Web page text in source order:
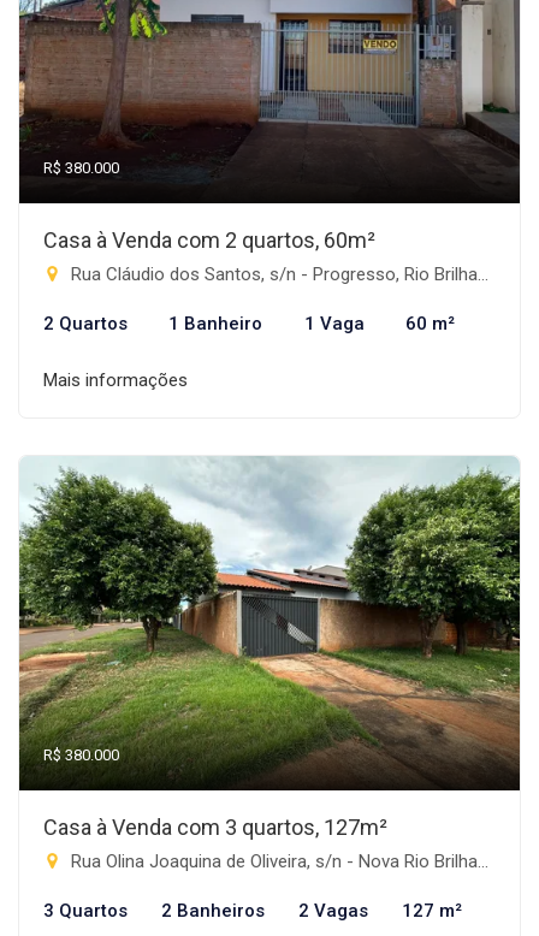
R$ 380.000
Casa à Venda com 2 quartos, 60m²
Rua Cláudio dos Santos, s/n - Progresso, Rio Brilhante-MS
2 Quartos 1 Banheiro 1 Vaga 60 m²
Mais informações
R$ 380.000
Casa à Venda com 3 quartos, 127m²
Rua Olina Joaquina de Oliveira, s/n - Nova Rio Brilhante, Rio Brilhante-MS
3 Quartos 2 Banheiros 2 Vagas 127 m²